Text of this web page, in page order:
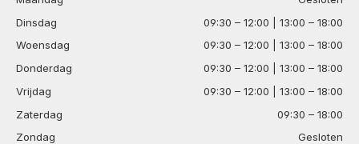
Dinsdag
09:30 – 12:00 | 13:00 – 18:00
Woensdag
09:30 – 12:00 | 13:00 – 18:00
Donderdag
09:30 – 12:00 | 13:00 – 18:00
Vrijdag
09:30 – 12:00 | 13:00 – 18:00
Zaterdag
09:30 – 18:00
Zondag
Gesloten